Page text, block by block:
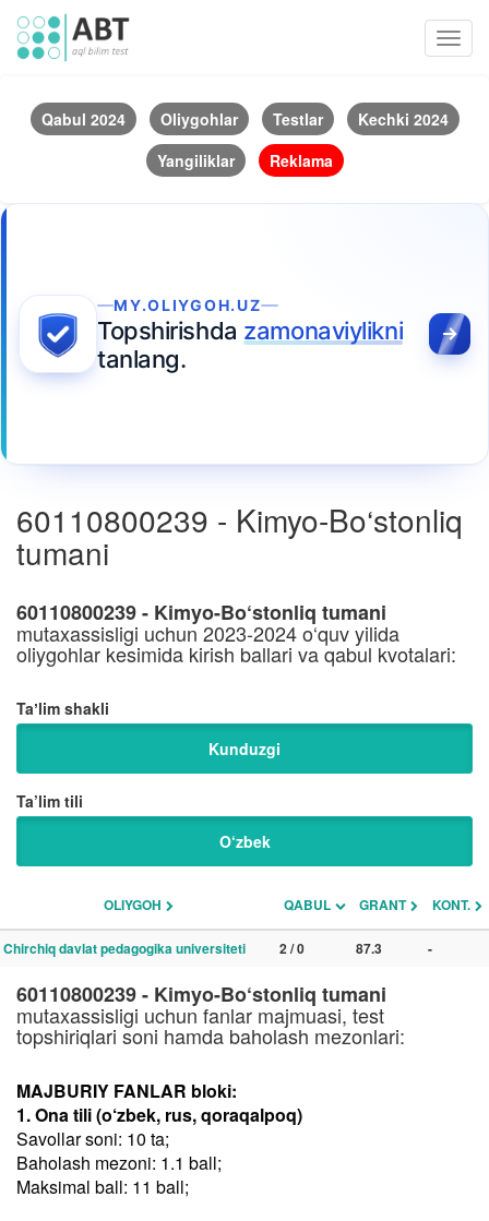
Qabul 2024 Oliygohlar Testlar
Kechki 2024
Yangiliklar
Reklama
MY.OLIYGOH.UZ
Topshirishda zamonaviylikni
tanlang.
60110800239 - Kimyo-Bo‘stonliq
tumani
60110800239 - Kimyo-Bo‘stonliq tumani
mutaxassisligi uchun 2023-2024 o‘quv yilida
oliygohlar kesimida kirish ballari va qabul kvotalari:
Taʼlim shakli
Kunduzgi
Ta’lim tili
O‘zbek
OLIYGOH QABUL GRANT KONT.
Chirchiq davlat pedagogika universiteti 2 / 0 87.3 -
60110800239 - Kimyo-Bo‘stonliq tumani
mutaxassisligi uchun fanlar majmuasi, test
topshiriqlari soni hamda baholash mezonlari:
MAJBURIY FANLAR bloki:
1. Ona tili (o‘zbek, rus, qoraqalpoq)
Savollar soni: 10 ta;
Baholash mezoni: 1.1 ball;
Maksimal ball: 11 ball;